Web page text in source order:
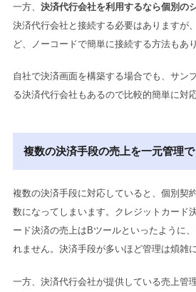
一方、 決済代行会社を利用するなら個別の
決済代行会社と接続する必要はありますが
ど、ノーコードで簡単に接続する方法もあ
自社で決済画面を構築する場合でも、サン
る決済代行会社もあるので比較的簡単に対
複数の決済手段の売上を一元管理
複数の決済手段に対応していると、個別契
数になってしまいます。クレジットカード
ード決済の売上はBツールといったように
れません。決済手段が多いほど管理は煩雑
一方、決済代行会社が提供している売上管